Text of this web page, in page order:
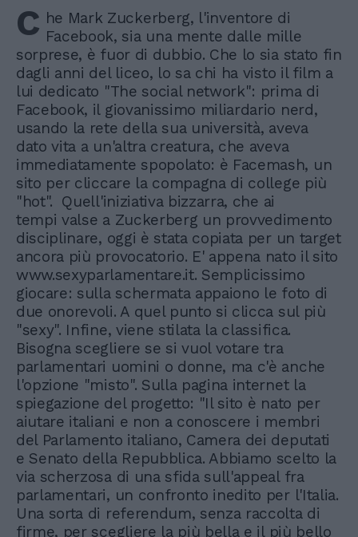
C he Mark Zuckerberg, l'inventore di
Facebook, sia una mente dalle mille
sorprese, è fuor di dubbio. Che lo sia stato fin
dagli anni del liceo, lo sa chi ha visto il film a
lui dedicato "The social network": prima di
Facebook, il giovanissimo miliardario nerd,
usando la rete della sua università, aveva
dato vita a un'altra creatura, che aveva
immediatamente spopolato: è Facemash, un
sito per cliccare la compagna di college più
"hot". Quell'iniziativa bizzarra, che ai
tempi valse a Zuckerberg un provvedimento
disciplinare, oggi è stata copiata per un target
ancora più provocatorio. E' appena nato il sito
www.sexyparlamentare.it. Semplicissimo
giocare: sulla schermata appaiono le foto di
due onorevoli. A quel punto si clicca sul più
"sexy". Infine, viene stilata la classifica.
Bisogna scegliere se si vuol votare tra
parlamentari uomini o donne, ma c'è anche
l'opzione "misto". Sulla pagina internet la
spiegazione del progetto: "Il sito è nato per
aiutare italiani e non a conoscere i membri
del Parlamento italiano, Camera dei deputati
e Senato della Repubblica. Abbiamo scelto la
via scherzosa di una sfida sull'appeal fra
parlamentari, un confronto inedito per l'Italia.
Una sorta di referendum, senza raccolta di
firme, per scegliere la più bella e il più bello